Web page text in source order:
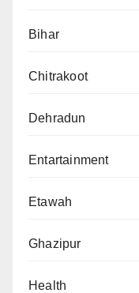
Bihar
Chitrakoot
Dehradun
Entartainment
Etawah
Ghazipur
Health